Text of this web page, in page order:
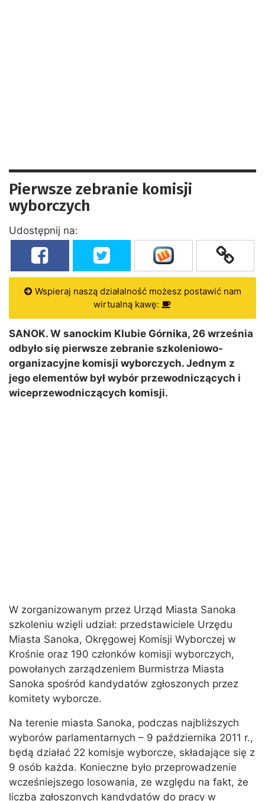
Pierwsze zebranie komisji
wyborczych
Udostępnij na:
Wspieraj naszą działalność możesz postawić nam
wirtualną kawę:
SANOK. W sanockim Klubie Górnika, 26 września
odbyło się pierwsze zebranie szkoleniowo-
organizacyjne komisji wyborczych. Jednym z
jego elementów był wybór przewodniczących i
wiceprzewodniczących komisji.
W zorganizowanym przez Urząd Miasta Sanoka
szkoleniu wzięli udział: przedstawiciele Urzędu
Miasta Sanoka, Okręgowej Komisji Wyborczej w
Krośnie oraz 190 członków komisji wyborczych,
powołanych zarządzeniem Burmistrza Miasta
Sanoka spośród kandydatów zgłoszonych przez
komitety wyborcze.
Na terenie miasta Sanoka, podczas najbliższych
wyborów parlamentarnych – 9 października 2011 r.,
będą działać 22 komisje wyborcze, składające się z
9 osób każda. Konieczne było przeprowadzenie
wcześniejszego losowania, ze względu na fakt, że
liczba zgłoszonych kandydatów do pracy w